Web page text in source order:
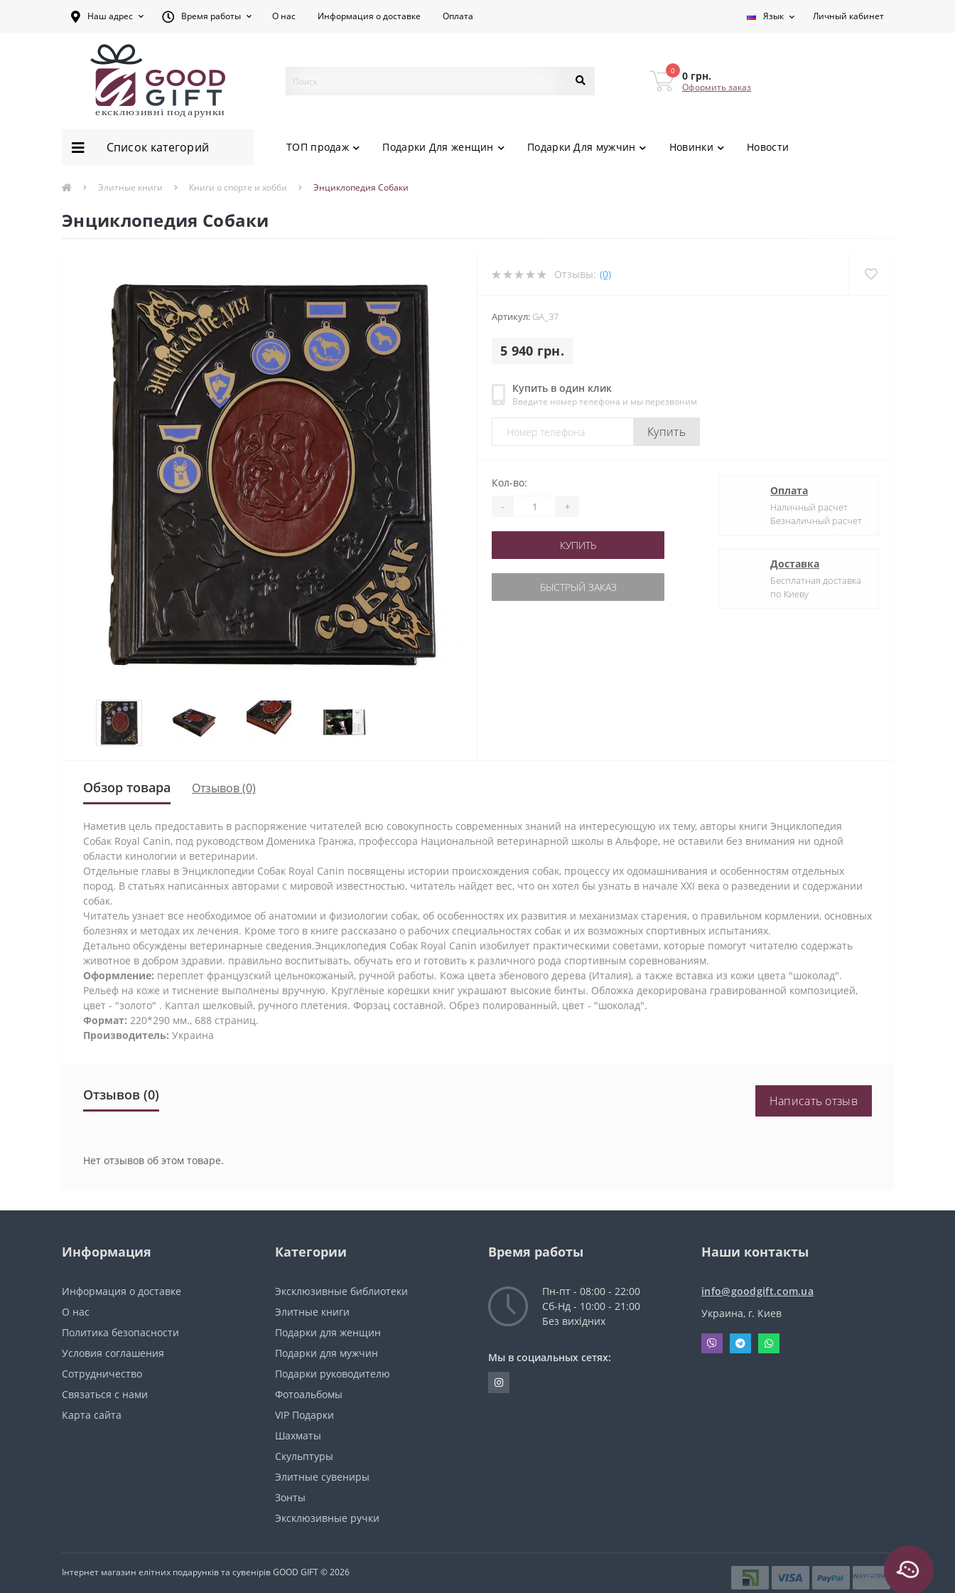
Наш адрес Время работы О нас Информация о доставке Оплата Язык Личный кабинет
0 0 грн.
Оформить заказ
Список категорий ТОП продаж Подарки Для женщин Подарки Для мужчин Новинки Новости
Элитные книги Книги о спорте и хобби Энциклопедия Собаки
Энциклопедия Собаки
Отзывы: (0)
Артикул: GA_37
5 940 грн.
Купить в один клик
Введите номер телефона и мы перезвоним
Купить
Кол-во:
- +
КУПИТЬ
БЫСТРЫЙ ЗАКАЗ
Оплата
Наличный расчет
Безналичный расчет
Доставка
Бесплатная доставка
по Киеву
Обзор товара Отзывов (0)
Наметив цель предоставить в распоряжение читателей всю совокупность современных знаний на интересующую их тему, авторы книги Энциклопедия
Собак Royal Canin, под руководством Доменика Гранжа, профессора Национальной ветеринарной школы в Альфоре, не оставили без внимания ни одной
области кинологии и ветеринарии.
Отдельные главы в Энциклопедии Собак Royal Canin посвящены истории происхождения собак, процессу их одомашнивания и особенностям отдельных
пород. В статьях написанных авторами с мировой известностью, читатель найдет вес, что он хотел бы узнать в начале XXI века о разведении и содержании
собак.
Читатель узнает все необходимое об анатомии и физиологии собак, об особенностях их развития и механизмах старения, о правильном кормлении, основных
болезнях и методах их лечения. Кроме того в книге рассказано о рабочих специальностях собак и их возможных спортивных испытаниях.
Детально обсуждены ветеринарные сведения.Энциклопедия Собак Royal Canin изобилует практическими советами, которые помогут читателю содержать
животное в добром здравии. правильно воспитывать, обучать его и готовить к различного рода спортивным соревнованиям.
Оформление: переплет французский цельнокожаный, ручной работы. Кожа цвета эбенового дерева (Италия), а также вставка из кожи цвета "шоколад".
Рельеф на коже и тиснение выполнены вручную. Круглёные корешки книг украшают высокие бинты. Обложка декорирована гравированной композицией,
цвет - "золото" . Каптал шелковый, ручного плетения. Форзац составной. Обрез полированный, цвет - "шоколад".
Формат: 220*290 мм., 688 страниц.
Производитель: Украина
Отзывов (0) Написать отзыв
Нет отзывов об этом товаре.
Информация
Информация о доставке
О нас
Политика безопасности
Условия соглашения
Сотрудничество
Связаться с нами
Карта сайта
Категории
Эксклюзивные библиотеки
Элитные книги
Подарки для женщин
Подарки для мужчин
Подарки руководителю
Фотоальбомы
VIP Подарки
Шахматы
Скульптуры
Элитные сувениры
Зонты
Эксклюзивные ручки
Время работы
Пн-пт - 08:00 - 22:00
Сб-Нд - 10:00 - 21:00
Без вихідних
Мы в социальных сетях:
Наши контакты
info@goodgift.com.ua
Украина, г. Киев
Інтернет магазин елітних подарунків та сувенірів GOOD GIFT © 2026